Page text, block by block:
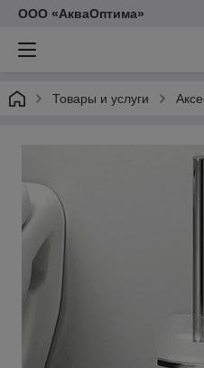
ООО «АкваОптима»
Товары и услуги